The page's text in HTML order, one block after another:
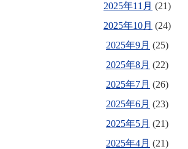
2025年11月 (21)
2025年10月 (24)
2025年9月 (25)
2025年8月 (22)
2025年7月 (26)
2025年6月 (23)
2025年5月 (21)
2025年4月 (21)